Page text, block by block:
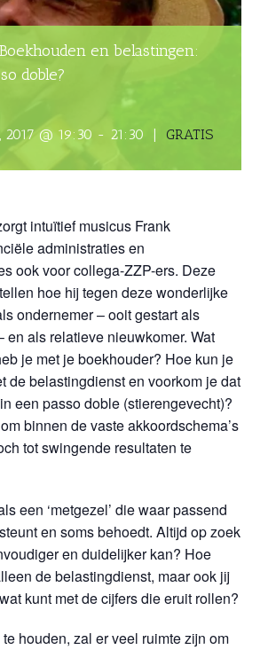
en belastingen:
doble?
2017 @ 19:30 - 21:30 | GRATIS
intuïtief musicus Frank
administraties en
ook voor collega-ZZP-ers. Deze
hoe hij tegen deze wonderlijke
ondernemer – ooit gestart als
en als relatieve nieuwkomer. Wat
je met je boekhouder? Hoe kun je
de belastingdienst en voorkom je dat
een passo doble (stierengevecht)?
binnen de vaste akkoordschema’s
tot swingende resultaten te
een ‘metgezel’ die waar passend
en soms behoedt. Altijd op zoek
en duidelijker kan? Hoe
de belastingdienst, maar ook jij
kunt met de cijfers die eruit rollen?
houden, zal er veel ruimte zijn om